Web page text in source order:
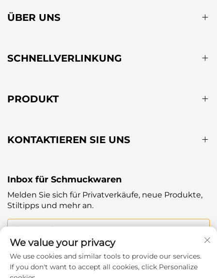
ÜBER UNS
SCHNELLVERLINKUNG
PRODUKT
KONTAKTIEREN SIE UNS
Inbox für Schmuckwaren
Melden Sie sich für Privatverkäufe, neue Produkte,
Stiltipps und mehr an.
Ihre E-Mail
Subscribe
We value your privacy
We use cookies and similar tools to provide our services.
If you don't want to accept all cookies, click Personalize